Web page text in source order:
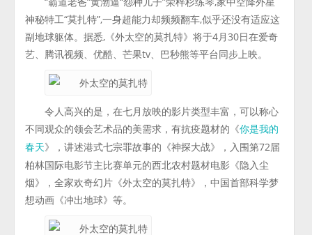
神秘特工“莫扎特”,一身超能力却频频翻车,似乎还没有适应这
副地球躯体。据悉,《外太空的莫扎特》将于4月30日在爱奇
艺、腾讯视频、优酷、芒果tv、巴秒熊等平台同步上映。
令人高兴的是，在七月放映的影片类型丰富，可以称心
不同观众的领会艺术品的美需求，有抗疫题材的《你是我的
春天》，讲述港式七宗罪故事的《神探大战》，入围第72届
柏林国际电影节主比赛单元的西北农村题材电影《隐入尘
烟》，全家欢奇幻片《外太空的莫扎特》，中国首部科学梦
想动画《冲出地球》等。